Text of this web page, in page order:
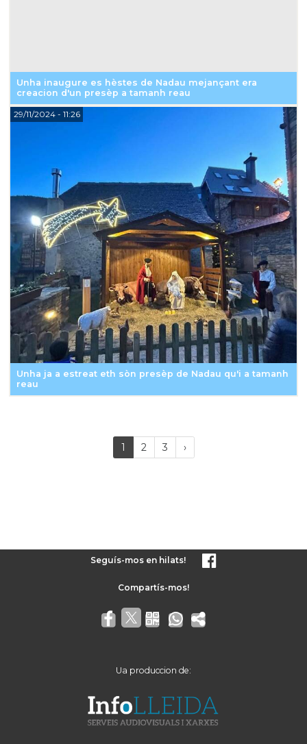
Unha inaugure es hèstes de Nadau mejançant era
creacion d'un presèp a tamanh reau
Unha ja a estreat eth sòn presèp de Nadau qu'i a tamanh
reau
29/11/2024- 11:26
1 (current)
2 3 ›Próxima
página
Seguís-mos en hilats!
Ua produccion de: